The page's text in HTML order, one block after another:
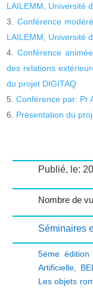
LAILEMM, Université
Conférence
LAILEMM, Université
Conférence
des relations
du projet DIGITAQ
Conférence par: Pr
Présentation du
Publié, le:
Nombre de
Séminaires
5ème
Artificielle,
Les objets